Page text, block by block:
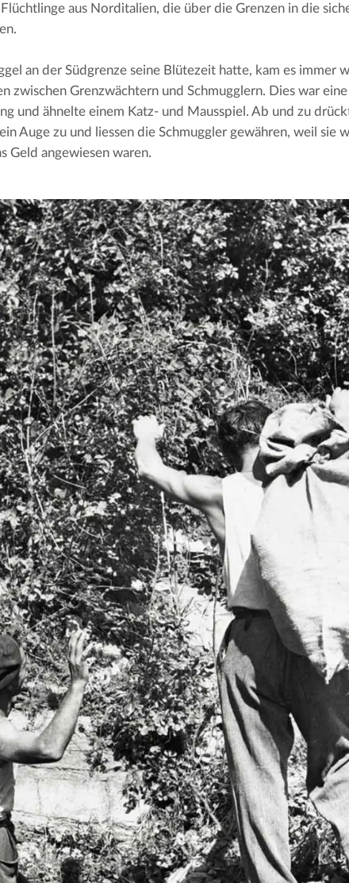
aus Norditalien, die über die Grenzen in die
an der Südgrenze seine Blütezeit hatte, kam es immer
zwischen Grenzwächtern und Schmugglern. Dies war
und ähnelte einem Katz- und Mausspiel. Ab und zu
Auge zu und liessen die Schmuggler gewähren, weil sie
Geld angewiesen waren.